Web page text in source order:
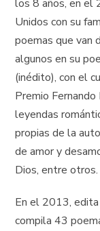
los 8 años, en el
Unidos con su
poemas que van
algunos en su
(inédito), con el
Premio
leyendas
propias de la
de amor y
Dios, entre otros.
En el 2013, edita
compila 43